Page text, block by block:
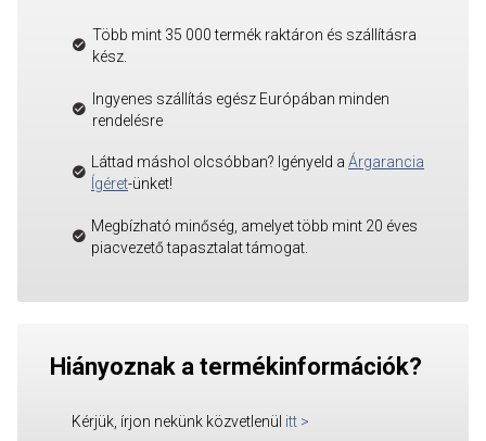
Több mint 35 000 termék raktáron és szállításra
kész.
Ingyenes szállítás egész Európában minden
rendelésre
Láttad máshol olcsóbban? Igényeld a Árgarancia
Ígéret-ünket!
Megbízható minőség, amelyet több mint 20 éves
piacvezető tapasztalat támogat.
Hiányoznak a termékinformációk?
Kérjük, írjon nekünk közvetlenül itt >